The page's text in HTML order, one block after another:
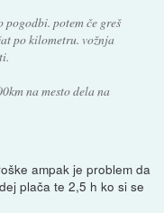
pogodbi. potem če greš
po kilometru. vožnja
na mesto dela na
ampak je problem da
plača te 2,5 h ko si se